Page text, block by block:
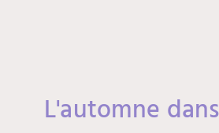
L'automne